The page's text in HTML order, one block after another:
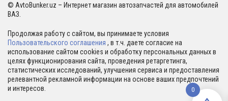
© AvtoBunker.uz – Интернет магазин автозапчастей для автомобилей
ВАЗ.
Продолжая работу с сайтом, вы принимаете условия
Пользовательского соглашения , в т.ч. даете согласие на
использование сайтом cookies и обработку персональных данных в
целях функционирования сайта, проведения ретаргетинга,
статистических исследований, улучшения сервиса и предоставления
релевантной рекламной информации на основе ваших предпочтений
и интересов.
0